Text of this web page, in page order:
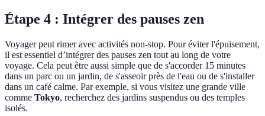
Étape 4 : Intégrer des pauses zen
Voyager peut rimer avec activités non-stop. Pour éviter l'épuisement,
il est essentiel d’intégrer des pauses zen tout au long de votre
voyage. Cela peut être aussi simple que de s'accorder 15 minutes
dans un parc ou un jardin, de s'asseoir près de l'eau ou de s'installer
dans un café calme. Par exemple, si vous visitez une grande ville
comme Tokyo, recherchez des jardins suspendus ou des temples
isolés.